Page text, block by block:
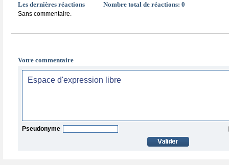
Les dernières réactions Nombre total de réactions: 0
Sans commentaire.
Votre commentaire
Pseudonyme